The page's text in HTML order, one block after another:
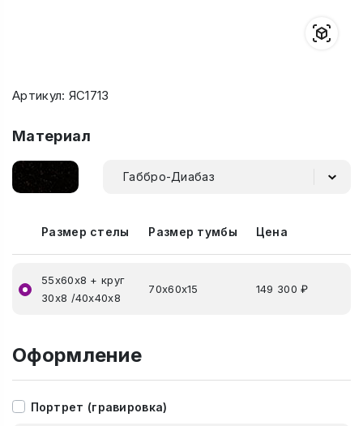
Артикул: ЯС1713
Материал
Габбро-Диабаз
Размер стелы Размер тумбы Цена
55х60х8 + круг
30х8 /40х40х8
70х60х15 149 300 ₽
Оформление
Портрет (гравировка)